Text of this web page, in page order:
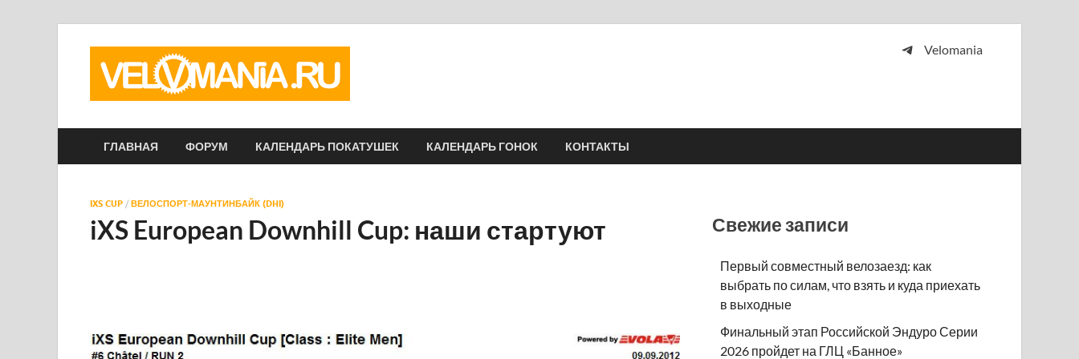
Velomania
ГЛАВНАЯ ФОРУМ КАЛЕНДАРЬ ПОКАТУШЕК КАЛЕНДАРЬ ГОНОК КОНТАКТЫ
IXS CUP / ВЕЛОСПОРТ-МАУНТИНБАЙК (DHI)
iXS European Downhill Cup: наши стартуют Свежие записи
Первый совместный велозаезд: как
выбрать по силам, что взять и куда приехать
в выходные
Финальный этап Российской Эндуро Серии
2026 пройдет на ГЛЦ «Банное»